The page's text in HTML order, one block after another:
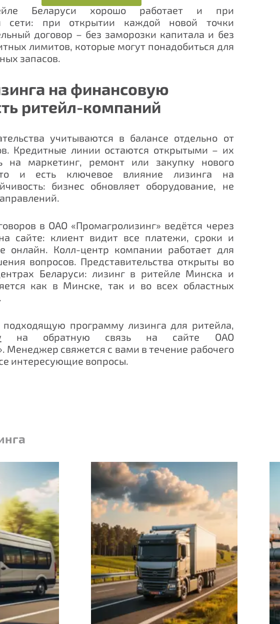
Беларусихорошо работает и при
сети: при открытии каждой новой точки
договор – без заморозки капитала и без
лимитов, которые могут понадобиться для
запасов.
на финансовую
ритейл-компаний
учитываются в балансе отдельно от
Кредитные линии остаются открытыми – их
на маркетинг, ремонт или закупку нового
и есть ключевое влияние лизинга на
бизнес обновляет оборудование, не
в ОАО «Промагролизинг» ведётся через
сайте: клиент видит все платежи, сроки и
онлайн. Колл-центр компании работает для
вопросов. Представительства открыты во
Беларуси:лизинг в ритейле Минска и
как в Минске, так и во всех областных
подходящую программу лизинга для ритейла,
на обратную связь на сайте ОАО
Менеджер свяжется с вами в течение рабочего
интересующие вопросы.
работы сайта